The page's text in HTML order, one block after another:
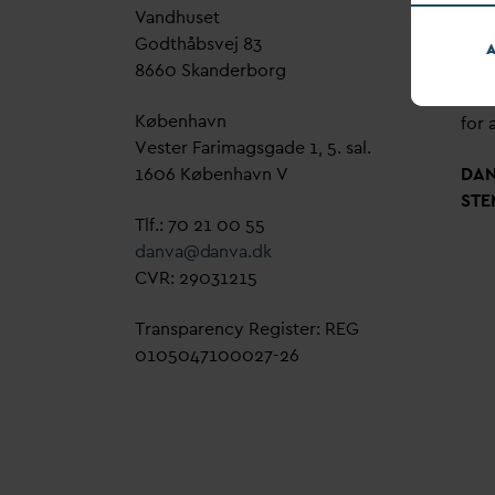
Vandhuset
Godthåbsvej 83
8660 Skanderborg
København
Vester Farimagsgade 1, 5. sal.
1606 København V
Tlf.: 70 21 00 55
danva@danva.dk
CVR: 29031215
Transparency Register: REG
0105047100027-26
for
DAN